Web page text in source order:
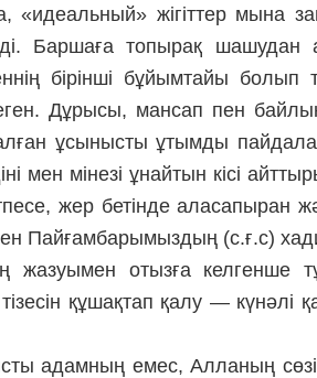
«идеаль­ный» жігіттер мына
Бар­ша­ға топырақ шашудан
бі­рінші бұйымтайы
Дұрысы, мансап пен
ұсынысты ұтымды
мен мінезі ұнайтын кісі
жер бетінде ала­сапыран
Пай­ғам­ба­ры­мыз­дың (с.ғ.с)
жазуымен оты­з­ға келгенше
тізесін құ­шақ­тап қалу — күнәлі
адамның емес, Алланың